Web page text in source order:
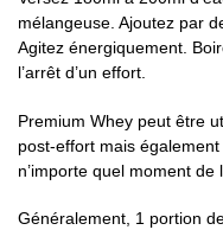
mélangeuse. Ajoutez par
Agitez énergiquement.
l’arrêt d’un effort.
Premium Whey peut être
post-effort mais
n’importe quel moment de
Généralement, 1 portion